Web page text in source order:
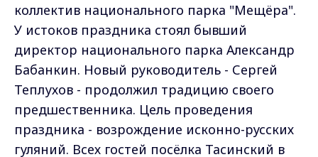
коллектив национального парка "Мещёра".
У истоков праздника стоял бывший
директор национального парка Александр
Бабанкин. Новый руководитель - Сергей
Теплухов - продолжил традицию своего
предшественника. Цель проведения
праздника - возрождение исконно-русских
гуляний. Всех гостей посёлка Тасинский в